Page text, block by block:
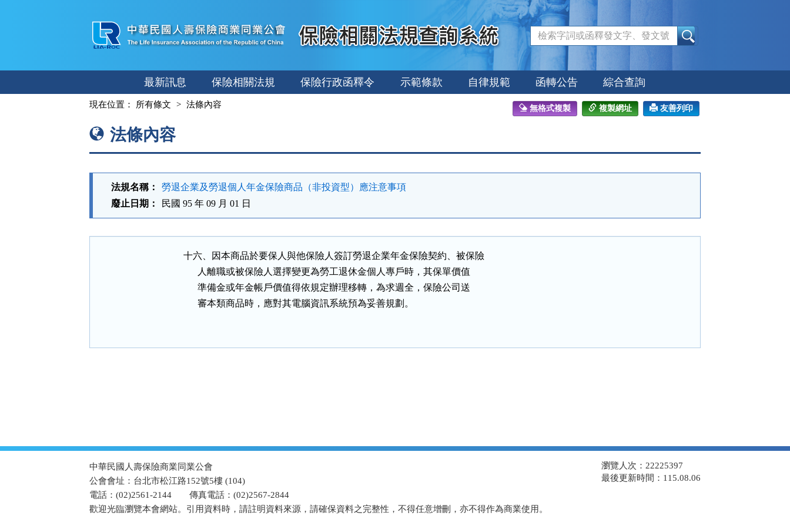
容
最新訊息 保險相關法規 保險行政函釋令 示範條款 自律規範 函轉公告 綜合查詢
現在位置： 所有條文 法條內容 無格式複製 複製網址 友善列印
法條內容
法規名稱：
勞退企業及勞退個人年金保險商品（非投資型）應注意事項
廢止日期：
民國 95 年 09 月 01 日
十六、因本商品於要保人與他保險人簽訂勞退企業年金保險契約、被保險
      人離職或被保險人選擇變更為勞工退休金個人專戶時，其保單價值
      準備金或年金帳戶價值得依規定辦理移轉，為求週全，保險公司送
      審本類商品時，應對其電腦資訊系統預為妥善規劃。
中華民國人壽保險商業同業公會
公會會址：台北市松江路152號5樓 (104)
電話：(02)2561-2144
傳真電話：(02)2567-2844
歡迎光臨瀏覽本會網站。引用資料時，請註明資料來源，請確保資料之完整性，不得任意增刪，亦不得作為商業使用。
瀏覽人次：22225397
最後更新時間：115.08.06